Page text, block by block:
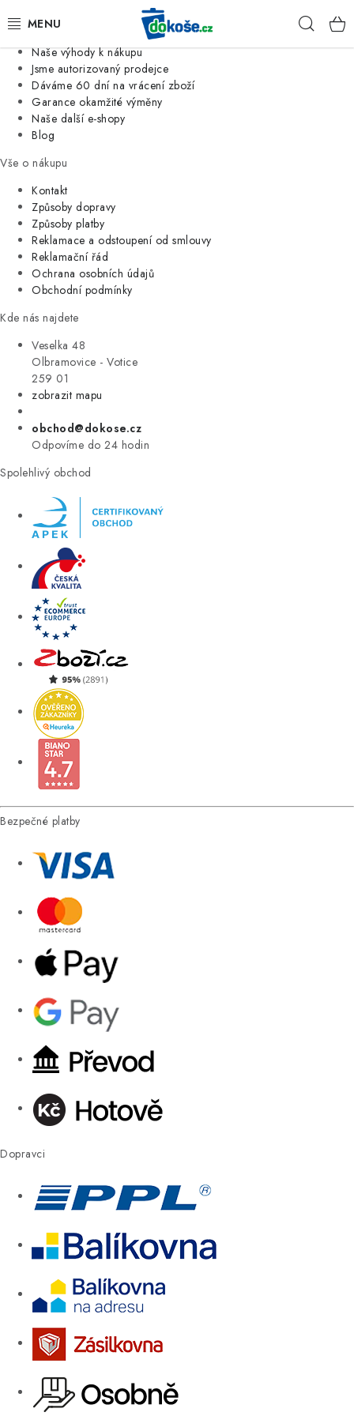
Jsme tradiční česká firma
Naše výhody k nákupu
Jsme autorizovaný prodejce
Dáváme 60 dní na vrácení zboží
Garance okamžité výměny
Naše další e-shopy
Blog
Vše o nákupu
Kontakt
Způsoby dopravy
Způsoby platby
Reklamace a odstoupení od smlouvy
Reklamační řád
Ochrana osobních údajů
Obchodní podmínky
Kde nás najdete
Veselka 48
Olbramovice - Votice
259 01
zobrazit mapu
obchod@dokose.cz
Odpovíme do 24 hodin
Spolehlivý obchod
Bezpečné platby
Dopravci
KOŠE
SÁČKY
KUCHYNĚ
ORGANIZACE
DOMÁCNOST
ÚKLID
VÝPRODEJ
ZNAČKY
Úvod Kontakt Blog
Moje objednávka